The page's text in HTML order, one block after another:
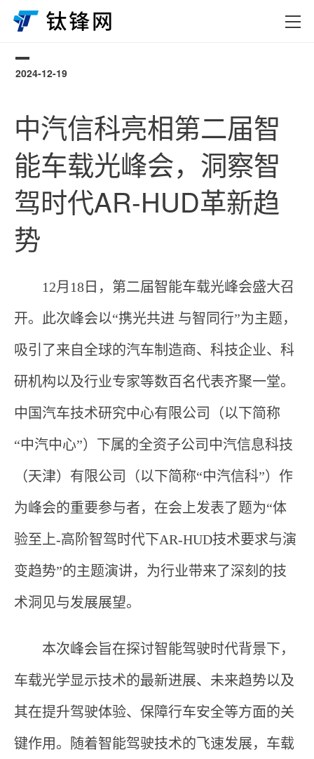
2024-12-19
中汽信科亮相第二届智
能车载光峰会，洞察智
驾时代AR-HUD革新趋
势
12月18日，第二届智能车载光峰会盛大召
开。此次峰会以“携光共进 与智同行”为主题，
吸引了来自全球的汽车制造商、科技企业、科
研机构以及行业专家等数百名代表齐聚一堂。
中国汽车技术研究中心有限公司（以下简称
“中汽中心”）下属的全资子公司中汽信息科技
（天津）有限公司（以下简称“中汽信科”）作
为峰会的重要参与者，在会上发表了题为“体
验至上-高阶智驾时代下AR-HUD技术要求与演
变趋势”的主题演讲，为行业带来了深刻的技
术洞见与发展展望。
本次峰会旨在探讨智能驾驶时代背景下，
车载光学显示技术的最新进展、未来趋势以及
其在提升驾驶体验、保障行车安全等方面的关
键作用。随着智能驾驶技术的飞速发展，车载